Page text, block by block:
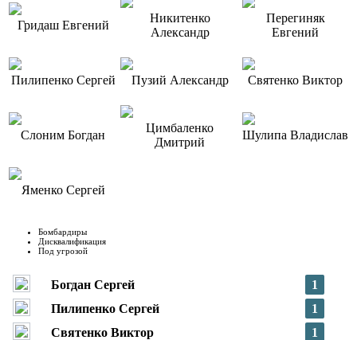
Гридаш Евгений
Никитенко
Александр
Перегиняк
Евгений
Пилипенко Сергей Пузий Александр Святенко Виктор
Слоним Богдан
Цимбаленко
Дмитрий
Шулипа Владислав
Яменко Сергей
Бомбардиры
Дисквалификация
Под угрозой
Богдан Сергей
1
Пилипенко Сергей
1
Святенко Виктор
1